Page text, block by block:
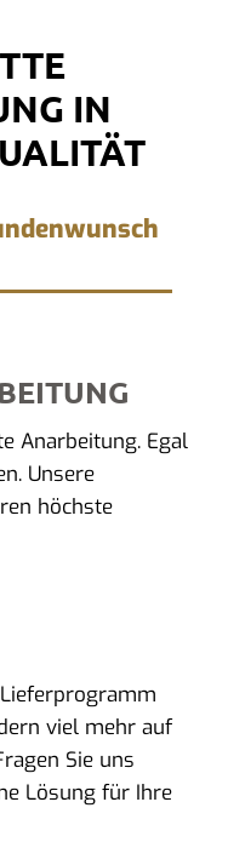
IN
Anarbeitung. Egal
Unsere
höchste
viel mehr auf
Sie uns
Lösung für Ihre